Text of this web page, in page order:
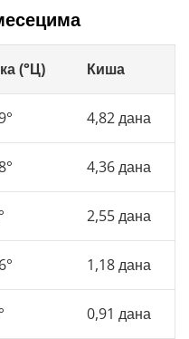
(°Ц) Киша
4,82 дана
4,36 дана
2,55 дана
1,18 дана
0,91 дана